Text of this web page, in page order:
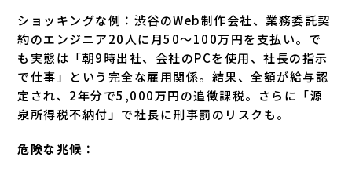
ショッキングな例：渋谷のWeb制作会社、業務委託契
約のエンジニア20人に月50〜100万円を支払い。で
も実態は「朝9時出社、会社のPCを使用、社長の指示
で仕事」という完全な雇用関係。結果、全額が給与認
定され、2年分で5,000万円の追徴課税。さらに「源
泉所得税不納付」で社長に刑事罰のリスクも。
危険な兆候 ：